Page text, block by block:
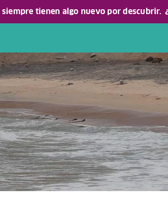
siempre tienen algo nuevo por descubrir.